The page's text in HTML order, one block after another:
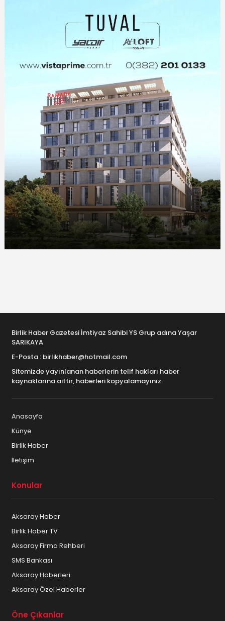
Birlik Haber Gazetesi İmtiyaz Sahibi YS Grup adına Yaşar
SARIKAYA
E-Posta : birlikhaber@hotmail.com
Sitemizde yayınlanan haberlerin telif hakları haber
kaynaklarına aittir, haberleri kopyalamayınız.
Anasayfa
Künye
Birlik Haber
İletişim
Konular
Aksaray Haber
Birlik Haber TV
Aksaray Firma Rehberi
SMS Bankası
Aksaray Haberleri
Aksaray Özel Haberler
Öne Çıkanlar